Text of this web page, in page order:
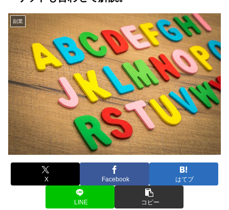
副業
X Facebook はてブ
LINE コピー